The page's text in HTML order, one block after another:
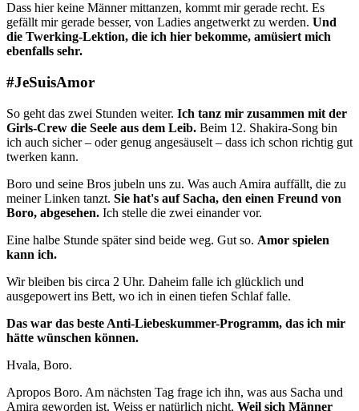
Dass hier keine Männer mittanzen, kommt mir gerade recht. Es
gefällt mir gerade besser, von Ladies angetwerkt zu werden. Und
die Twerking-Lektion, die ich hier bekomme, amüsiert mich
ebenfalls sehr.
#JeSuisAmor
So geht das zwei Stunden weiter. Ich tanz mir zusammen mit der
Girls-Crew die Seele aus dem Leib. Beim 12. Shakira-Song bin
ich auch sicher – oder genug angesäuselt – dass ich schon richtig gut
twerken kann.
Boro und seine Bros jubeln uns zu. Was auch Amira auffällt, die zu
meiner Linken tanzt. Sie hat's auf Sacha, den einen Freund von
Boro, abgesehen. Ich stelle die zwei einander vor.
Eine halbe Stunde später sind beide weg. Gut so. Amor spielen
kann ich.
Wir bleiben bis circa 2 Uhr. Daheim falle ich glücklich und
ausgepowert ins Bett, wo ich in einen tiefen Schlaf falle.
Das war das beste Anti-Liebeskummer-Programm, das ich mir
hätte wünschen können.
Hvala, Boro.
Apropos Boro. Am nächsten Tag frage ich ihn, was aus Sacha und
Amira geworden ist. Weiss er natürlich nicht. Weil sich Männer